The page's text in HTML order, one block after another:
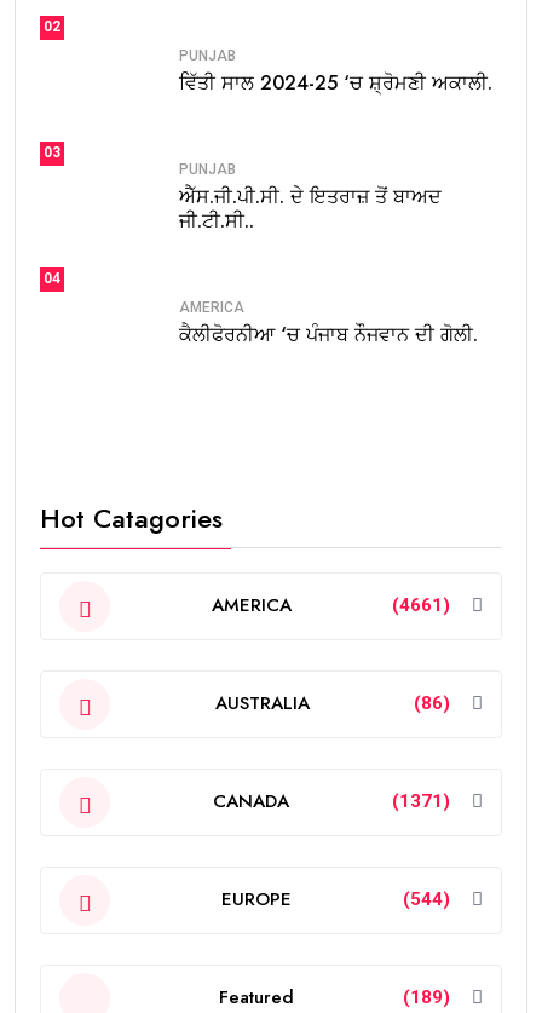
02
PUNJAB
ਵਿੱਤੀ ਸਾਲ 2024-25 ‘ਚ ਸ਼੍ਰੋਮਣੀ ਅਕਾਲੀ.
03
PUNJAB
ਐੱਸ.ਜੀ.ਪੀ.ਸੀ. ਦੇ ਇਤਰਾਜ਼ ਤੋਂ ਬਾਅਦ
ਜੀ.ਟੀ.ਸੀ..
04
AMERICA
ਕੈਲੀਫੋਰਨੀਆ ‘ਚ ਪੰਜਾਬ ਨੌਜਵਾਨ ਦੀ ਗੋਲੀ.
Hot Catagories
AMERICA (4661)
AUSTRALIA (86)
CANADA (1371)
EUROPE (544)
Featured (189)